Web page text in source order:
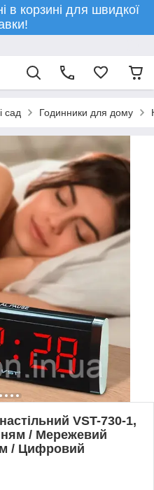
в корзині для швидкої
сад Годинники для дому
VST-730-1,
/ Мережевий
/ Цифровий